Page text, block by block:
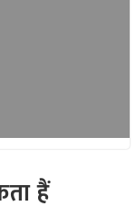
हैं